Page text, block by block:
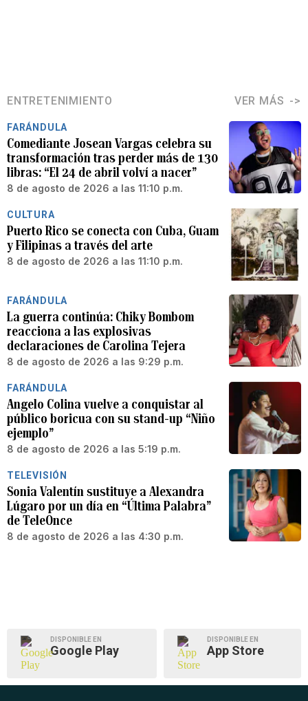
ENTRETENIMIENTO VER MÁS
FARÁNDULA
Comediante Josean Vargas celebra su
transformación tras perder más de 130
libras: “El 24 de abril volví a nacer”
8 de agosto de 2026 a las 11:10 p.m.
CULTURA
Puerto Rico se conecta con Cuba, Guam
y Filipinas a través del arte
8 de agosto de 2026 a las 11:10 p.m.
FARÁNDULA
La guerra continúa: Chiky Bombom
reacciona a las explosivas
declaraciones de Carolina Tejera
8 de agosto de 2026 a las 9:29 p.m.
FARÁNDULA
Angelo Colina vuelve a conquistar al
público boricua con su stand-up “Niño
ejemplo”
8 de agosto de 2026 a las 5:19 p.m.
TELEVISIÓN
Sonia Valentín sustituye a Alexandra
Lúgaro por un día en “Última Palabra”
de TeleOnce
8 de agosto de 2026 a las 4:30 p.m.
DISPONIBLE EN
Google Play
DISPONIBLE EN
App Store